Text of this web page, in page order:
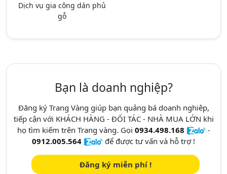
Dịch vụ gia công dán phủ
gỗ
Bạn là doanh nghiệp?
Đăng ký Trang Vàng giúp bạn quảng bá doanh nghiêp,
tiếp cận với KHÁCH HÀNG - ĐỐI TÁC - NHÀ MUA LỚN khi
họ tìm kiếm trên Trang vàng. Gọi 0934.498.168
-
0912.005.564
để được tư vấn và hỗ trợ !
Đăng ký miễn phí !